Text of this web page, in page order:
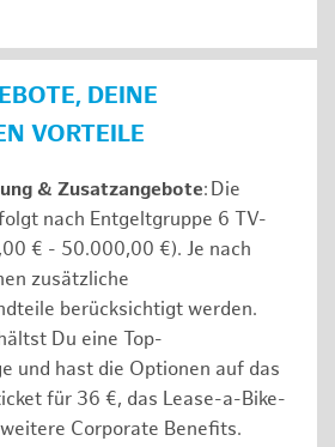
DEINE
VORTEILE
& Zusatzangebote: Die
nach Entgeltgruppe 6 TV-
€ - 50.000,00 €). Je nach
zusätzliche
berücksichtigt werden.
Du eine Top-
und hast die Optionen auf das
für 36 €, das Lease-a-Bike-
Corporate Benefits.